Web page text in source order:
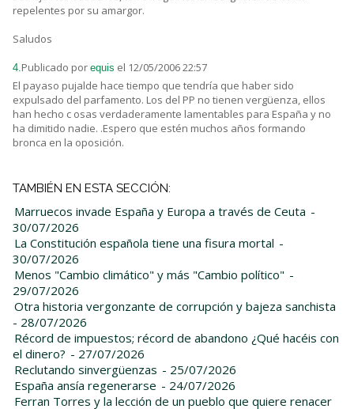
repelentes por su amargor.
Saludos
4.Publicado por equis el 12/05/2006 22:57
El payaso pujalde hace tiempo que tendría que haber sido
expulsado del parfamento. Los del PP no tienen vergüenza, ellos
han hecho c osas verdaderamente lamentables para España y no
ha dimitido nadie. .Espero que estén muchos años formando
bronca en la oposición.
TAMBIÉN EN ESTA SECCIÓN:
Marruecos invade España y Europa a través de Ceuta -
30/07/2026
La Constitución española tiene una fisura mortal -
30/07/2026
Menos "Cambio climático" y más "Cambio político" -
29/07/2026
Otra historia vergonzante de corrupción y bajeza sanchista
- 28/07/2026
Récord de impuestos; récord de abandono ¿Qué hacéis con
el dinero? - 27/07/2026
Reclutando sinvergüenzas - 25/07/2026
España ansía regenerarse - 24/07/2026
Ferran Torres y la lección de un pueblo que quiere renacer